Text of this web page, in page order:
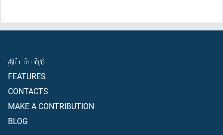
திட்டம் பற்றி
FEATURES
CONTACTS
MAKE A CONTRIBUTION
BLOG